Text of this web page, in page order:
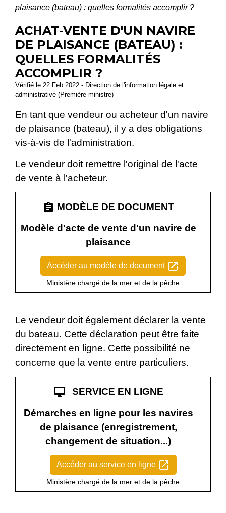
plaisance (bateau) : quelles formalités accomplir ?
ACHAT-VENTE D'UN NAVIRE
DE PLAISANCE (BATEAU) :
QUELLES FORMALITÉS
ACCOMPLIR ?
Vérifié le 22 Feb 2022 - Direction de l'information légale et
administrative (Première ministre)
En tant que vendeur ou acheteur d'un navire
de plaisance (bateau), il y a des obligations
vis-à-vis de l'administration.
Le vendeur doit remettre l'original de l'acte
de vente à l'acheteur.
assignment MODÈLE DE DOCUMENT
Modèle d'acte de vente d'un navire de
plaisance
Accéder au modèle de document open_in_new
Ministère chargé de la mer et de la pêche
Le vendeur doit également déclarer la vente
du bateau. Cette déclaration peut être faite
directement en ligne. Cette possibilité ne
concerne que la vente entre particuliers.
desktop_mac
SERVICE EN LIGNE
Démarches en ligne pour les navires
de plaisance (enregistrement,
changement de situation...)
Accéder au service en ligne open_in_new
Ministère chargé de la mer et de la pêche